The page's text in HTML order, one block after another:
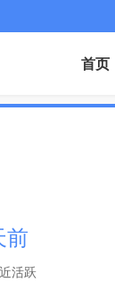
首页
前
活跃